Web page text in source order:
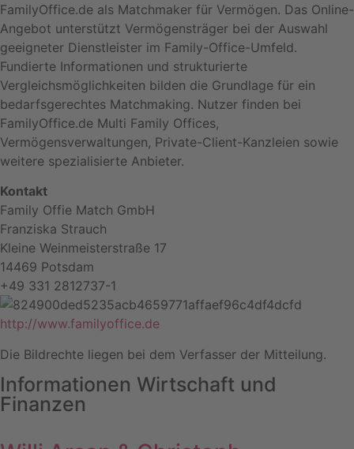
FamilyOffice.de als Matchmaker für Vermögen. Das Online-
Angebot unterstützt Vermögensträger bei der Auswahl
geeigneter Dienstleister im Family-Office-Umfeld.
Fundierte Informationen und strukturierte
Vergleichsmöglichkeiten bilden die Grundlage für ein
bedarfsgerechtes Matchmaking. Nutzer finden bei
FamilyOffice.de Multi Family Offices,
Vermögensverwaltungen, Private-Client-Kanzleien sowie
weitere spezialisierte Anbieter.
Kontakt
Family Offie Match GmbH
Franziska Strauch
Kleine Weinmeisterstraße 17
14469 Potsdam
+49 331 2812737-1
http://www.familyoffice.de
Die Bildrechte liegen bei dem Verfasser der Mitteilung.
Informationen Wirtschaft und
Finanzen